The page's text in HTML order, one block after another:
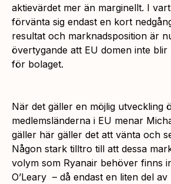
aktievärdet mer än marginellt. I
förvänta sig endast en kort
resultat och marknadsposition är
övertygande att EU domen inte blir
för bolaget.
När det gäller en möjlig utveckling
medlemsländerna i EU menar
gäller här gäller det att vänta och
Någon stark tilltro till att dessa
volym som Ryanair behöver finns
O’Leary – då endast en liten del